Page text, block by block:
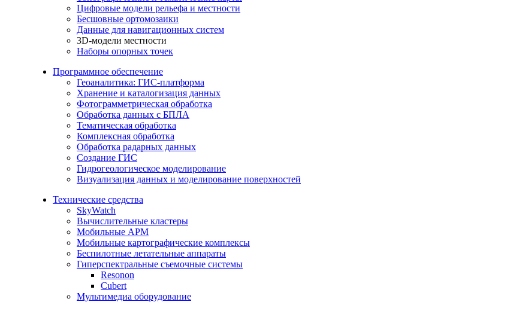
Цифровые модели рельефа и местности
Бесшовные ортомозаики
Данные для навигационных систем
3D-модели местности
Наборы опорных точек
Программное обеспечение
Геоаналитика: ГИС-платформа
Хранение и каталогизация данных
Фотограмметрическая обработка
Обработка данных с БПЛА
Тематическая обработка
Комплексная обработка
Обработка радарных данных
Создание ГИС
Гидрогеологическое моделирование
Визуализация данных и моделирование поверхностей
Технические средства
SkyWatch
Вычислительные кластеры
Мобильные АРМ
Мобильные картографические комплексы
Беспилотные летательные аппараты
Гиперспектральные съемочные системы
Resonon
Cubert
Мультимедиа оборудование